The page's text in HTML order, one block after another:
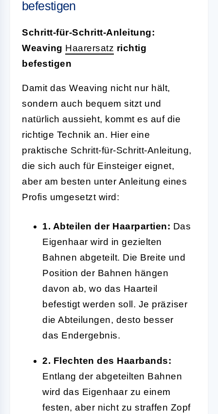
befestigen
Schritt-für-Schritt-Anleitung:
Weaving Haarersatz richtig
befestigen
Damit das Weaving nicht nur hält,
sondern auch bequem sitzt und
natürlich aussieht, kommt es auf die
richtige Technik an. Hier eine
praktische Schritt-für-Schritt-Anleitung,
die sich auch für Einsteiger eignet,
aber am besten unter Anleitung eines
Profis umgesetzt wird:
1. Abteilen der Haarpartien: Das
Eigenhaar wird in gezielten
Bahnen abgeteilt. Die Breite und
Position der Bahnen hängen
davon ab, wo das Haarteil
befestigt werden soll. Je präziser
die Abteilungen, desto besser
das Endergebnis.
2. Flechten des Haarbands:
Entlang der abgeteilten Bahnen
wird das Eigenhaar zu einem
festen, aber nicht zu straffen Zopf